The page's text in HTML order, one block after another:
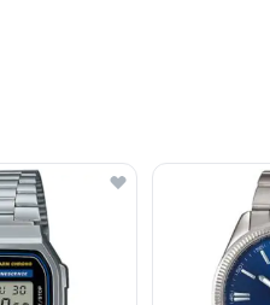
lub przejść